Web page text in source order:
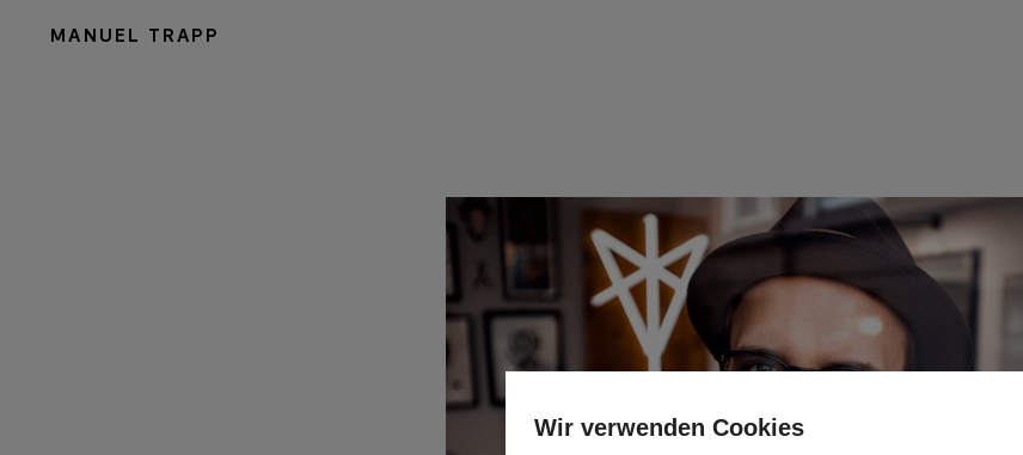
MANUEL TRAPP
Wir verwenden Cookies